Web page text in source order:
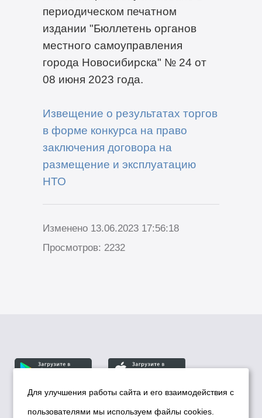
периодическом печатном
издании "Бюллетень органов
местного самоуправления
города Новосибирска" № 24 от
08 июня 2023 года.
Извещение о результатах торгов
в форме конкурса на право
заключения договора на
размещение и эксплуатацию
НТО
Изменено 13.06.2023 17:56:18
Просмотров: 2232
© Департамент информационной политики мэрии
Для улучшения работы сайта и его взаимодействия с
пользователями мы используем файлы cookies.